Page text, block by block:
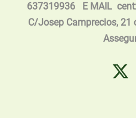
637319936 E MAIL
C/Josep Camprecios, 21